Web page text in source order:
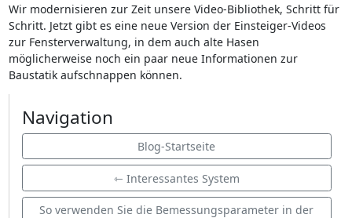
Wir modernisieren zur Zeit unsere Video-Bibliothek, Schritt für
Schritt. Jetzt gibt es eine neue Version der Einsteiger-Videos
zur Fensterverwaltung, in dem auch alte Hasen
möglicherweise noch ein paar neue Informationen zur
Baustatik aufschnappen können.
Navigation
Blog-Startseite
⇽ Interessantes System
So verwenden Sie die Bemessungsparameter in der